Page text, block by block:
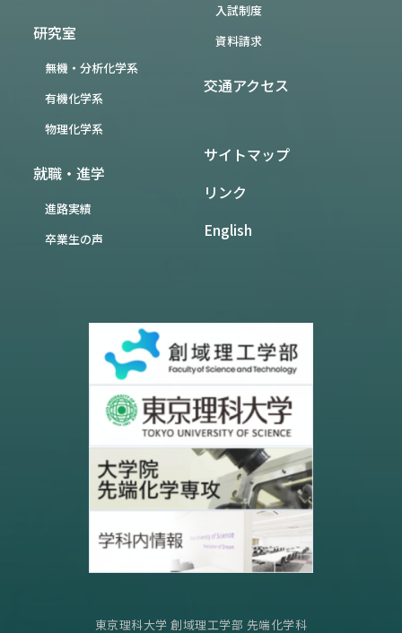
研究室
無機・分析化学系
有機化学系
物理化学系
就職・進学
進路実績
卒業生の声
入試制度
資料請求
交通アクセス
サイトマップ
リンク
English
東京理科大学 創域理工学部 先端化学科